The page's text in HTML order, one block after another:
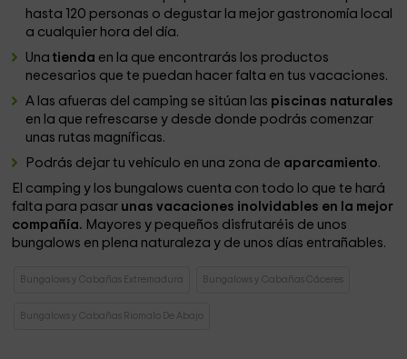
hasta 120 personas o degustar la mejor gastronomía local
a cualquier hora del día.
Unatienda en la que encontrarás los productos
necesarios que te puedan hacer falta en tus vacaciones.
A las afueras del camping se sitúan las piscinas naturales
en la que refrescarse y desde donde podrás comenzar
unas rutas magníficas.
Podrás dejar tu vehículo en una zona de aparcamiento.
El camping y los bungalows cuenta con todo lo que te hará
falta para pasar unas vacaciones inolvidables en la mejor
compañía. Mayores y pequeños disfrutaréis de unos
bungalows en plena naturaleza y de unos días entrañables.
Bungalows y Cabañas Extremadura Bungalows y Cabañas Cáceres
Bungalows y Cabañas Riomalo De Abajo